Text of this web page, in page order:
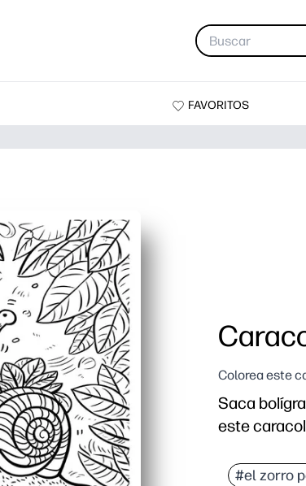
FAVORITOS
Colorea este
Saca
este
#el zorro